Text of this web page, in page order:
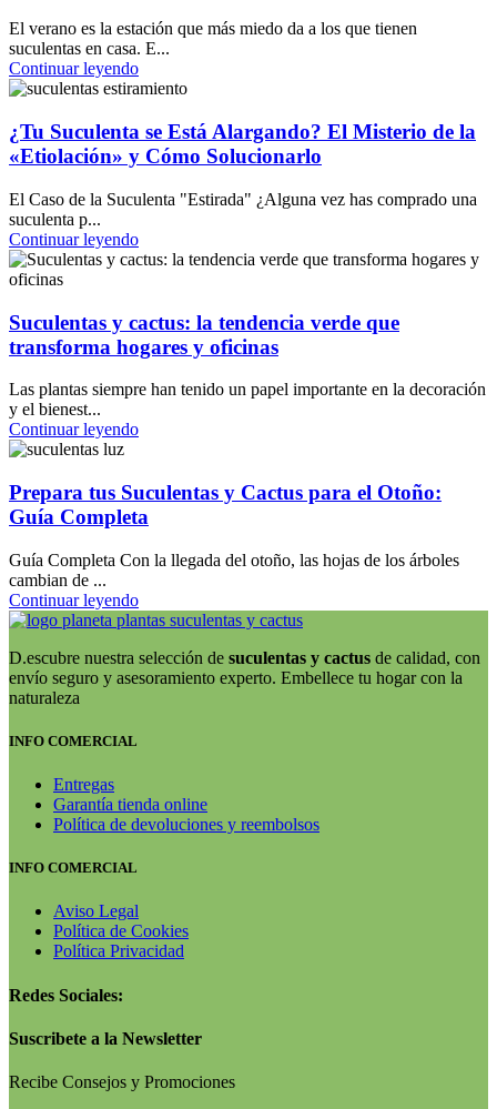
El verano es la estación que más miedo da a los que tienen
suculentas en casa. E...
Continuar leyendo
¿Tu Suculenta se Está Alargando? El Misterio de la
«Etiolación» y Cómo Solucionarlo
El Caso de la Suculenta "Estirada" ¿Alguna vez has comprado una
suculenta p...
Continuar leyendo
Suculentas y cactus: la tendencia verde que
transforma hogares y oficinas
Las plantas siempre han tenido un papel importante en la decoración
y el bienest...
Continuar leyendo
Prepara tus Suculentas y Cactus para el Otoño:
Guía Completa
Guía Completa Con la llegada del otoño, las hojas de los árboles
cambian de ...
Continuar leyendo
D.escubre nuestra selección de suculentas y cactus de calidad, con
envío seguro y asesoramiento experto. Embellece tu hogar con la
naturaleza
INFO COMERCIAL
Entregas
Garantía tienda online
Política de devoluciones y reembolsos
INFO COMERCIAL
Aviso Legal
Política de Cookies
Política Privacidad
Redes Sociales:
Suscribete a la Newsletter
Recibe Consejos y Promociones